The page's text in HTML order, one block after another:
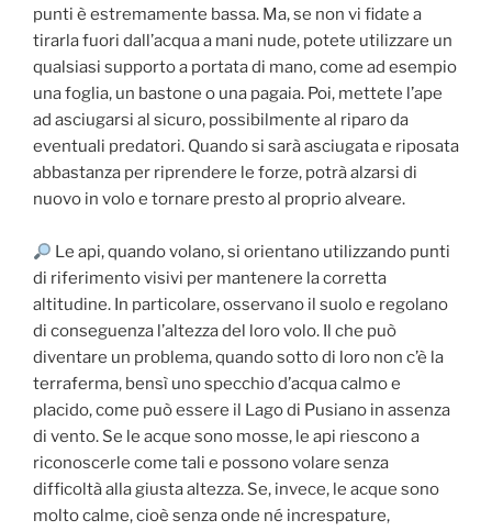
punti è estremamente bassa. Ma, se non vi fidate a
tirarla fuori dall’acqua a mani nude, potete utilizzare un
qualsiasi supporto a portata di mano, come ad esempio
una foglia, un bastone o una pagaia. Poi, mettete l’ape
ad asciugarsi al sicuro, possibilmente al riparo da
eventuali predatori. Quando si sarà asciugata e riposata
abbastanza per riprendere le forze, potrà alzarsi di
nuovo in volo e tornare presto al proprio alveare.
Le api, quando volano, si orientano utilizzando punti
di riferimento visivi per mantenere la corretta
altitudine. In particolare, osservano il suolo e regolano
di conseguenza l’altezza del loro volo. Il che può
diventare un problema, quando sotto di loro non c’è la
terraferma, bensì uno specchio d’acqua calmo e
placido, come può essere il Lago di Pusiano in assenza
di vento. Se le acque sono mosse, le api riescono a
riconoscerle come tali e possono volare senza
difficoltà alla giusta altezza. Se, invece, le acque sono
molto calme, cioè senza onde né increspature,